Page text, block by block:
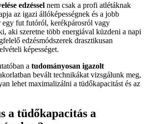
edzéssel nem csak a profi atlétáknak
az igazi állóképességnek és a jobb
egy fut futóról, kerékpárosról vagy
aki szeretne több energiával küzdeni a napi
edzésmódszerek drasztikusan
képességet.
a tudományosan igazolt
bevált technikákat vizsgálunk meg,
lehet maximalizálni a tüdőkapacitást és az
tüdőkapacitás a